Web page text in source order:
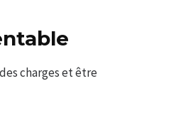
charges et être